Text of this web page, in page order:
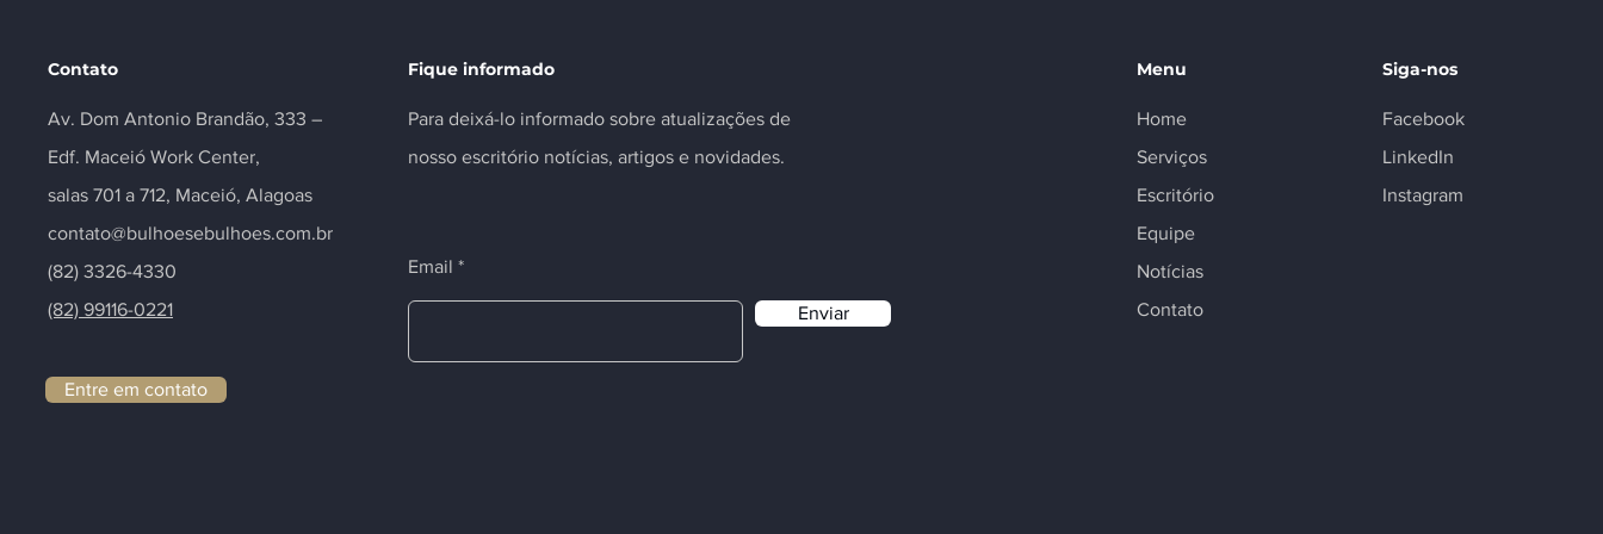
Contato
Av. Dom Antonio Brandão, 333 –
Edf. Maceió Work Center,
salas 701 a 712, Maceió, Alagoas
contato@bulhoesebulhoes.com.br
(82) 3326-4330
(82) 99116-0221
Entre em contato
Fique informado
Para deixá-lo informado sobre atualizações de
nosso escritório notícias, artigos e novidades.
Email
Enviar
Menu
Home
Serviços
Escritório
Equipe
Notícias
Contato
Siga-nos
Facebook
LinkedIn
Instagram